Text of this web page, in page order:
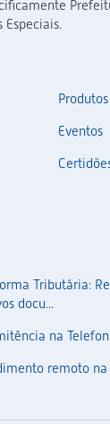
Especiais.
Produtos
Eventos
Tributária:
docu...
na
remoto